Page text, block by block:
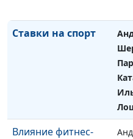
Ставки на спорт
Влияние фитнес-